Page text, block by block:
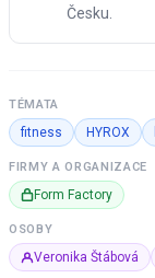
Česku.
TÉMATA
fitness HYROX
FIRMY A ORGANIZACE
Form Factory
OSOBY
Veronika Štábová